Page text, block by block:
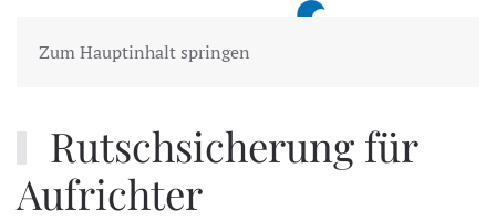
Zum Hauptinhalt springen
Rutschsicherung für
Aufrichter